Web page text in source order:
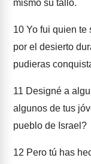
mismo su tallo.
10 Yo fui quien te
por el desierto
pudieras
11 Designé a
algunos de tus
pueblo de Israel?
12 Pero tú has